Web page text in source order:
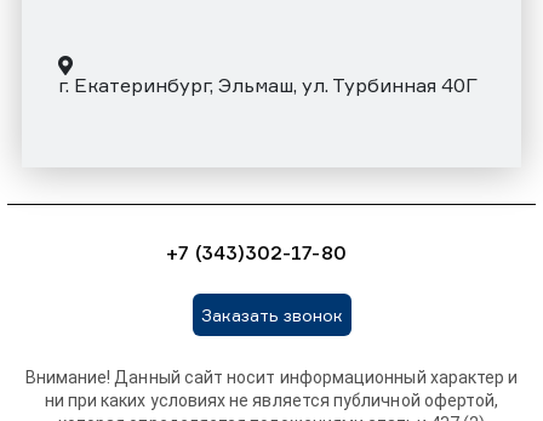
г. Екатеринбург, Эльмаш, ул. Турбинная 40Г
+7 (343)302-17-80
Заказать звонок
Внимание! Данный сайт носит информационный характер и
ни при каких условиях не является публичной офертой,